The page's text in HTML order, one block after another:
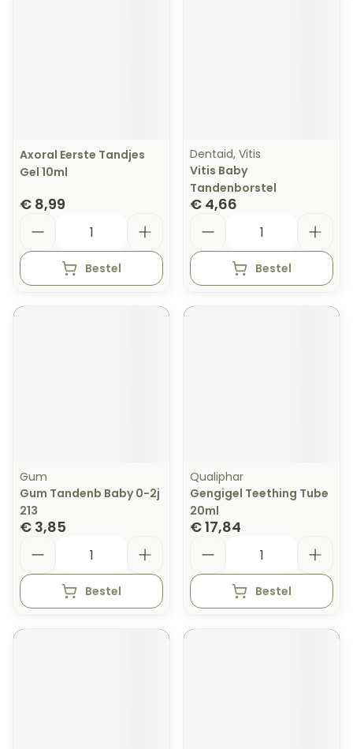
Axoral Eerste Tandjes
Gel 10ml
€ 8,99
Bestel
Dentaid, Vitis
Vitis Baby
Tandenborstel
€ 4,66
Bestel
Gum
Gum Tandenb Baby 0-2j
213
€ 3,85
Bestel
Qualiphar
Gengigel Teething Tube
20ml
€ 17,84
Bestel